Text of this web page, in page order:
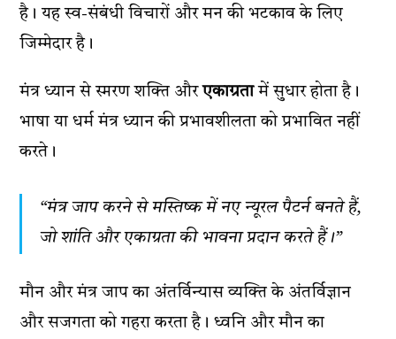
है। यह स्व-संबंधी विचारों और मन की भटकाव के लिए
जिम्मेदार है।
मंत्र ध्यान से स्मरण शक्ति औरएकाग्रतामें सुधार होता है।
भाषा या धर्म मंत्र ध्यान की प्रभावशीलता को प्रभावित नहीं
करते।
“मंत्र जाप करने से मस्तिष्क में नए न्यूरल पैटर्न बनते हैं,
जो शांति और एकाग्रता की भावना प्रदान करते हैं।”
मौन और मंत्र जाप का अंतर्विन्यास व्यक्ति के अंतर्विज्ञान
और सजगता को गहरा करता है। ध्वनि और मौन का